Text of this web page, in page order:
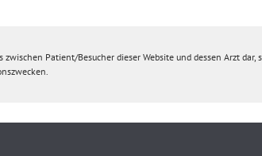
Patient/Besucher dieser Website und dessen Arzt dar,